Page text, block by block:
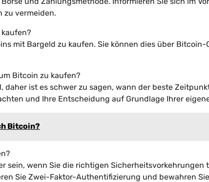
zu vermeiden.
mit Bargeld zu kaufen. Sie können dies über
Bitcoin zu kaufen?
daher ist es schwer zu sagen, wann der beste
und Ihre Entscheidung auf Grundlage Ihrer
Bitcoin?
sein, wenn Sie die richtigen Sicherheitsvorkehrungen
Sie Zwei-Faktor-Authentifizierung und bewahren